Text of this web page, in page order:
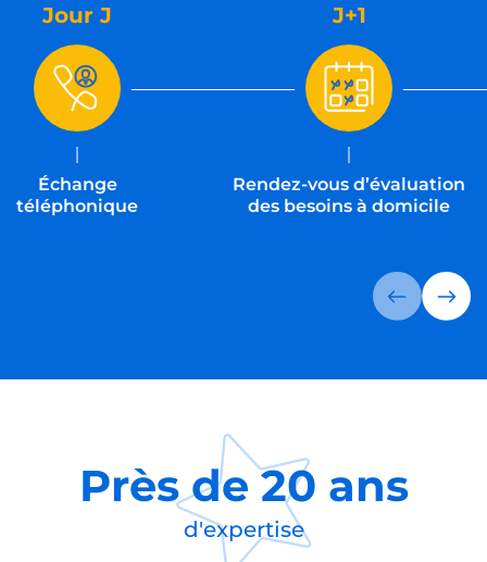
Jour J
Échange
téléphonique
J+1
Rendez-vous d’évaluation
des besoins à domicile
Près de20 ans
d'expertise